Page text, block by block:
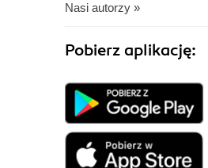
Nasi autorzy »
Pobierz aplikację: